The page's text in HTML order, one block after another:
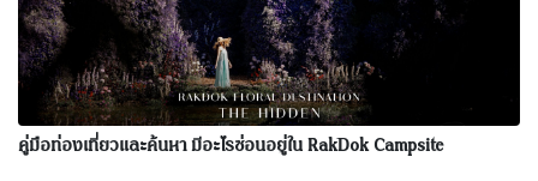
คู่มือท่องเที่ยวและค้นหา มีอะไรซ่อนอยู่ใน RakDok Campsite